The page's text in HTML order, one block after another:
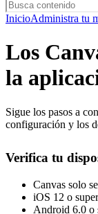
InicioAdministra tu
Los
la
Sigue los pasos a
configuración y los
Verifica tu
Canvas solo
iOS 12 o
Android 6.0 o